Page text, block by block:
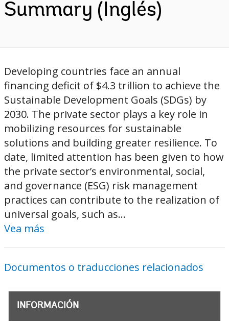
Summary (Inglés)
Developing countries face an annual
financing deficit of $4.3 trillion to achieve the
Sustainable Development Goals (SDGs) by
2030. The private sector plays a key role in
mobilizing resources for sustainable
solutions and building greater resilience. To
date, limited attention has been given to how
the private sector’s environmental, social,
and governance (ESG) risk management
practices can contribute to the realization of
universal goals, such as...
Vea más
Documentos o traducciones relacionados
INFORMACIÓN